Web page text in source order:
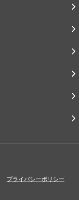
プライバシーポリシー